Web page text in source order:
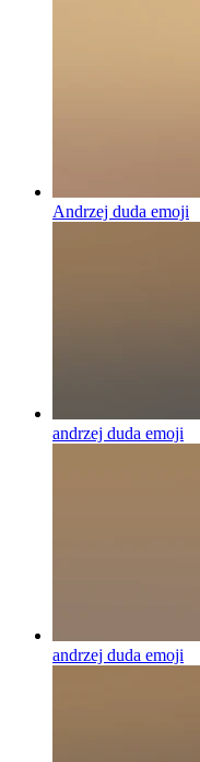
Andrzej duda emoji
andrzej duda emoji
andrzej duda emoji